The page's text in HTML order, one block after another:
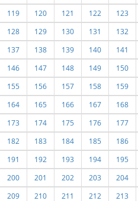
119
120 121 122 123
128
129 130 131 132
137
138 139 140 141
146
147 148 149 150
155
156 157 158 159
164
165 166 167 168
173
174 175 176 177
182
183 184 185 186
191
192 193 194 195
200
201 202 203 204
209
210 211 212 213